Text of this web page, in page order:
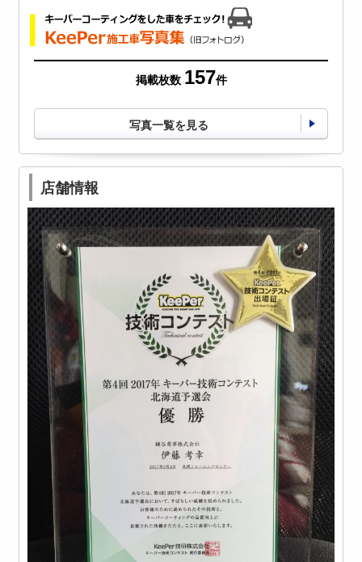
掲載枚数 157件
写真一覧を見る
店舗情報